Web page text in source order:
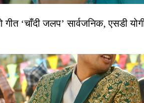
गीत ‘चाँदी जलप’ सार्वजनिक, एसडी